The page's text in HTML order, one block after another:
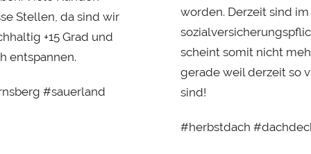
Stellen, da sind wir
+15 Grad und
entspannen.
#sauerland
worden. Derzeit sind
scheint somit nicht
gerade weil derzeit so
sind!
#herbstdach